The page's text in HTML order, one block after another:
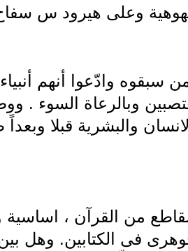
وعلى هيرود س
وادّعوا أنهم
وبالرعاة السوء .
والبشرية قبلا
من القرآن ، اساسية
فى الكتابين. وهل